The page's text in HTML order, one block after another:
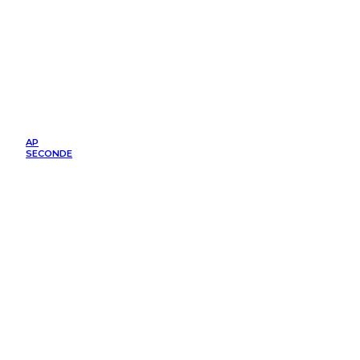
AP
SECONDE